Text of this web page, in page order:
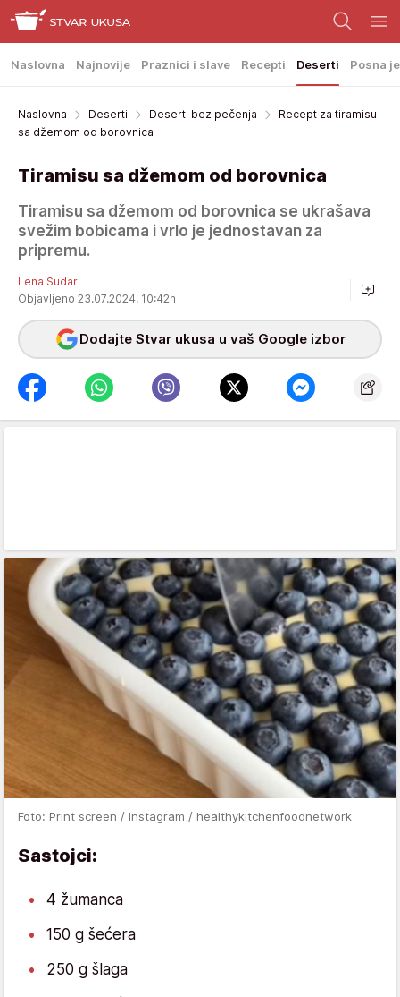
Naslovna Najnovije Praznici i slave Recepti Deserti Posna
Naslovna Deserti Deserti bez pečenja
Recept za tiramisu
sa džemom od borovnica
Tiramisu sa džemom od borovnica
Tiramisu sa džemom od borovnica se ukrašava
svežim bobicama i vrlo je jednostavan za
pripremu.
Lena Sudar
Objavljeno 23.07.2024. 10:42h
Dodajte Stvar ukusa u vaš Google izbor
Foto: Print screen / Instagram / healthykitchenfoodnetwork
Sastojci:
4 žumanca
150 g šećera
250 g šlaga